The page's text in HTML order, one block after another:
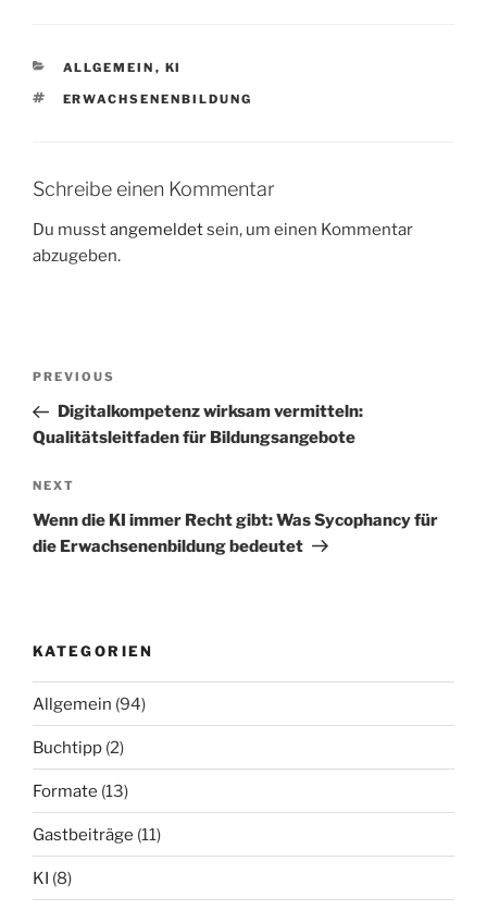
CATEGORIES
ALLGEMEIN , KI
TAGS
ERWACHSENENBILDUNG
Schreibe einen Kommentar
Du musstangemeldetsein, um einen Kommentar
abzugeben.
Beitragsnavigation
Previous
Post
PREVIOUS
Digitalkompetenz wirksam vermitteln:
Qualitätsleitfaden für Bildungsangebote
Next
Post
NEXT
Wenn die KI immer Recht gibt: Was Sycophancy für
die Erwachsenenbildung bedeutet
KATEGORIEN
Allgemein (94)
Buchtipp (2)
Formate (13)
Gastbeiträge (11)
KI (8)